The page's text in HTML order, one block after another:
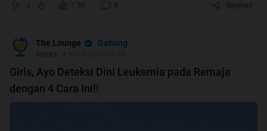
3 1.3K 6 Bagikan
The Lounge Gabung
aurora.. •
Girls, Ayo Deteksi Dini Leukemia pada Remaja
dengan 4 Cara Ini!!